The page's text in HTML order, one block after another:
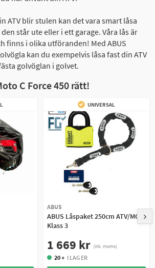
ATV blir stulen kan det vara smart låsa
står ute eller i ett garage. Våra lås är
finns i olika utföranden! Med ABUS
kan du exempelvis låsa fast din ATV
golvöglan i golvet.
C Force 450 rätt!
UNIVERSAL
ABUS
ABUS Låspaket 250cm ATV/MC
Klass 3
1 669 kr (ink. moms)
20 + I LAGER